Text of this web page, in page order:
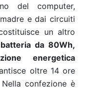
del computer,
e dai circuiti
un altro
da 80Wh,
energetica
oltre 14 ore
confezione è